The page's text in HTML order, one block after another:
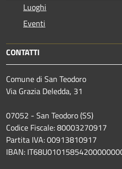
Luoghi
Eventi
CONTATTI
Comune di San Teodoro
Via Grazia Deledda, 31
07052 - San Teodoro (SS)
Codice Fiscale: 80003270917
Partita IVA: 00913810917
IBAN: